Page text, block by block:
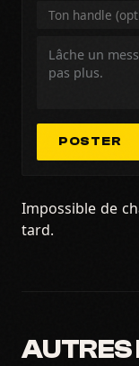
POSTER
Impossible de
tard.
AUTRES